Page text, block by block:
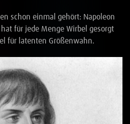
schon einmal gehört: Napoleon
für jede Menge Wirbel gesorgt
für latenten Größenwahn.